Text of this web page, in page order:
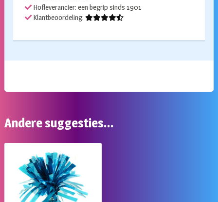
Hofleverancier: een begrip sinds 1901
Klantbeoordeling:
Andere suggesties…